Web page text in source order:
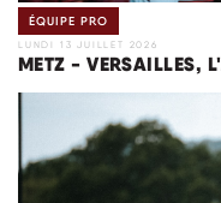
ÉQUIPE PRO
LUNDI 13 JUILLET 2026
METZ - VERSAILLES,